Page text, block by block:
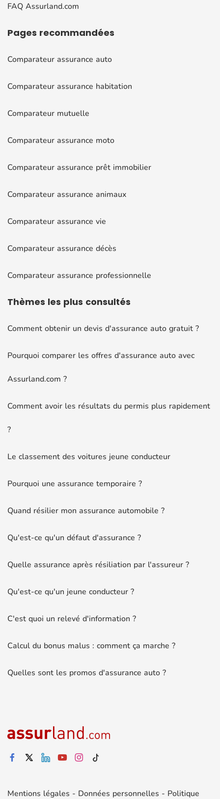
FAQ Assurland.com
Pages recommandées
Comparateur assurance auto
Comparateur assurance habitation
Comparateur mutuelle
Comparateur assurance moto
Comparateur assurance prêt immobilier
Comparateur assurance animaux
Comparateur assurance vie
Comparateur assurance décès
Comparateur assurance professionnelle
Thèmes les plus consultés
Comment obtenir un devis d'assurance auto gratuit ?
Pourquoi comparer les offres d'assurance auto avec
Assurland.com ?
Comment avoir les résultats du permis plus rapidement
?
Le classement des voitures jeune conducteur
Pourquoi une assurance temporaire ?
Quand résilier mon assurance automobile ?
Qu'est-ce qu'un défaut d'assurance ?
Quelle assurance après résiliation par l'assureur ?
Qu'est-ce qu'un jeune conducteur ?
C'est quoi un relevé d'information ?
Calcul du bonus malus : comment ça marche ?
Quelles sont les promos d'assurance auto ?
Mentions légales - Données personnelles - Politique